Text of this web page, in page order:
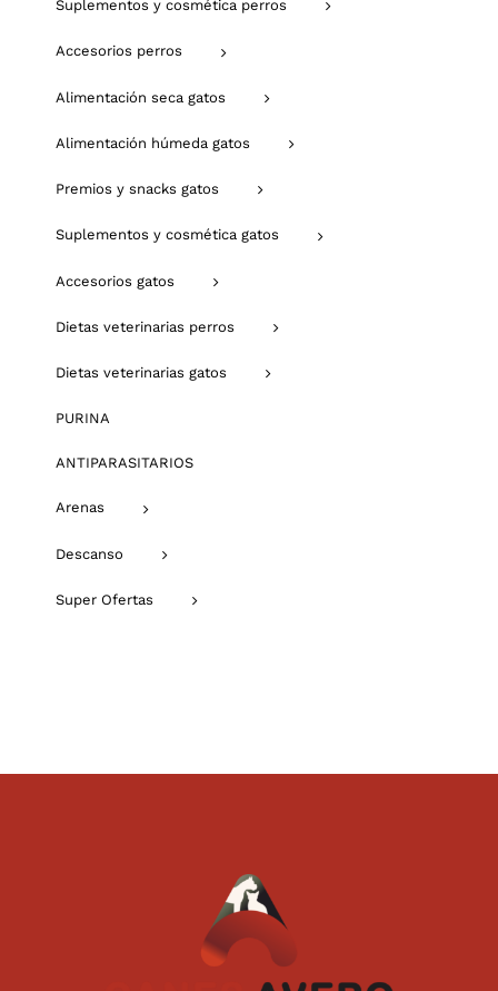
Suplementos y cosmética perros
Accesorios perros
Alimentación seca gatos
Alimentación húmeda gatos
Premios y snacks gatos
Suplementos y cosmética gatos
Accesorios gatos
Dietas veterinarias perros
Dietas veterinarias gatos
PURINA
ANTIPARASITARIOS
Arenas
Descanso
Super Ofertas